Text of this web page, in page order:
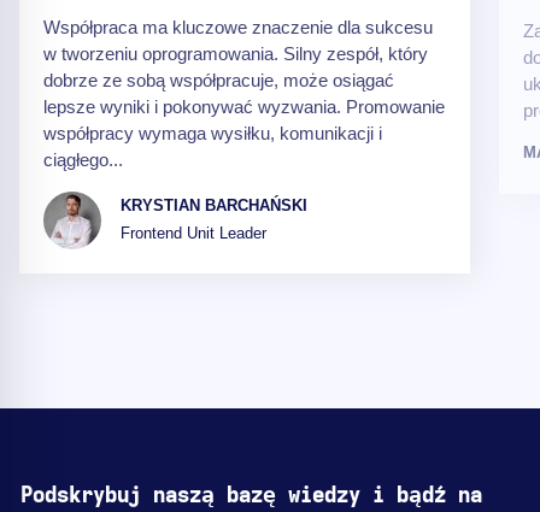
Współpraca ma kluczowe znaczenie dla sukcesu
w tworzeniu oprogramowania. Silny zespół, który
dobrze ze sobą współpracuje, może osiągać
lepsze wyniki i pokonywać wyzwania. Promowanie
współpracy wymaga wysiłku, komunikacji i
ciągłego...
KRYSTIAN BARCHAŃSKI
Frontend Unit Leader
Podskrybuj naszą bazę wiedzy i bądź na